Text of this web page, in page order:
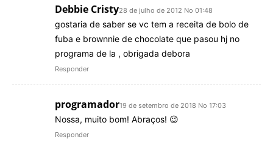
Debbie Cristy28 de julho de 2012 No 01:48
gostaria de saber se vc tem a receita de bolo de
fuba e brownnie de chocolate que pasou hj no
programa de la , obrigada debora
Responder
programador19 de setembro de 2018 No 17:03
Noѕsa, muito bom! Abraçoѕ! 😉
Responder